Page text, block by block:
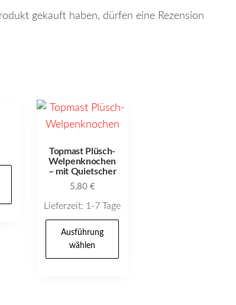
gekauft haben, dürfen eine Rezension
Dieses
weist
mehrere
Varianten
Topmast Plüsch-
Welpenknochen
– mit Quietscher
5,80 €
Lieferzeit: 1-7 Tage
Ausführung
wählen